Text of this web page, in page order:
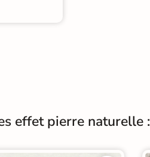
effet pierre naturelle :